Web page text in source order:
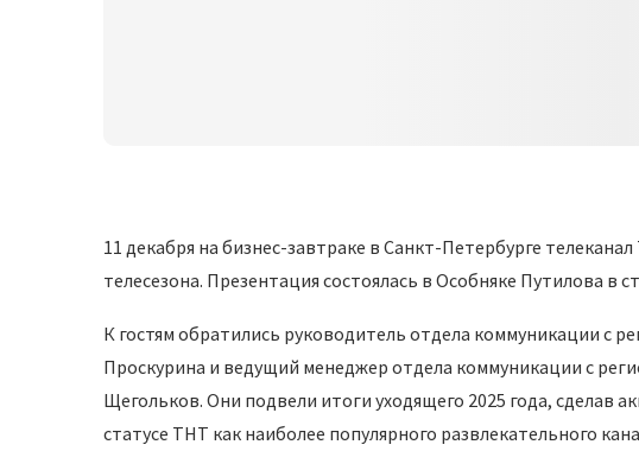
11 декабря на бизнес-завтраке в Санкт-Петербурге
телесезона. Презентация состоялась в Особняке Путилова в
К гостям обратились руководитель отдела коммуникации с
Проскурина и ведущий менеджер отдела коммуникации с
Щегольков. Они подвели итоги уходящего 2025 года, сделав
статусе ТНТ как наиболее популярного развлекательного